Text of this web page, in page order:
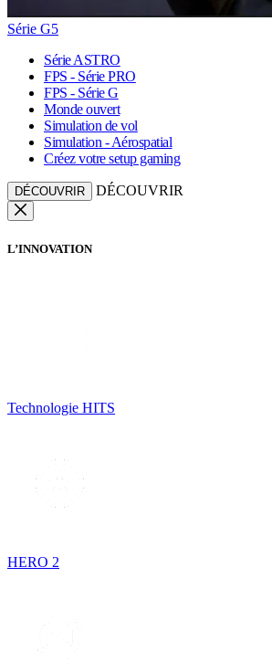
Série G5
Série ASTRO
FPS - Série PRO
FPS - Série G
Monde ouvert
Simulation de vol
Simulation - Aérospatial
Créez votre setup gaming
DÉCOUVRIR DÉCOUVRIR
L’INNOVATION
Technologie HITS
HERO 2